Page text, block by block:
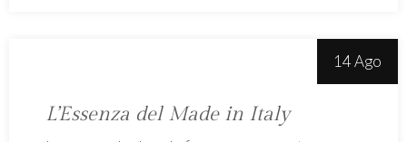
14 Ago
L’Essenza del Made in Italy